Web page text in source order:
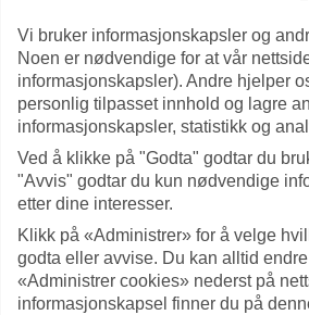
Vi bruker informasjonskapsler og
Noen er nødvendige for at vår
informasjonskapsler). Andre hjelper
personlig tilpasset innhold og lagre
informasjonskapsler, statistikk og
Ved å klikke på "Godta" godtar du
"Avvis" godtar du kun nødvendige
etter dine interesser.
Klikk på «Administrer» for å velge
godta eller avvise. Du kan alltid
«Administrer cookies» nederst på
informasjonskapsel finner du på